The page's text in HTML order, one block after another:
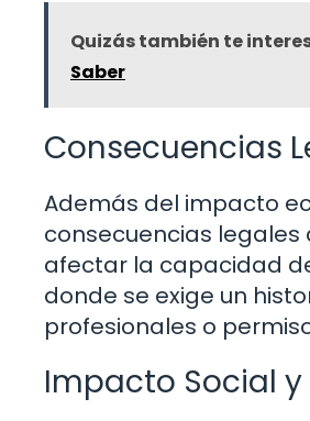
Quizás también te
Saber
Consecuencias
Además del impacto
consecuencias legales
afectar la capacidad
donde se exige un
profesionales o
Impacto Social y